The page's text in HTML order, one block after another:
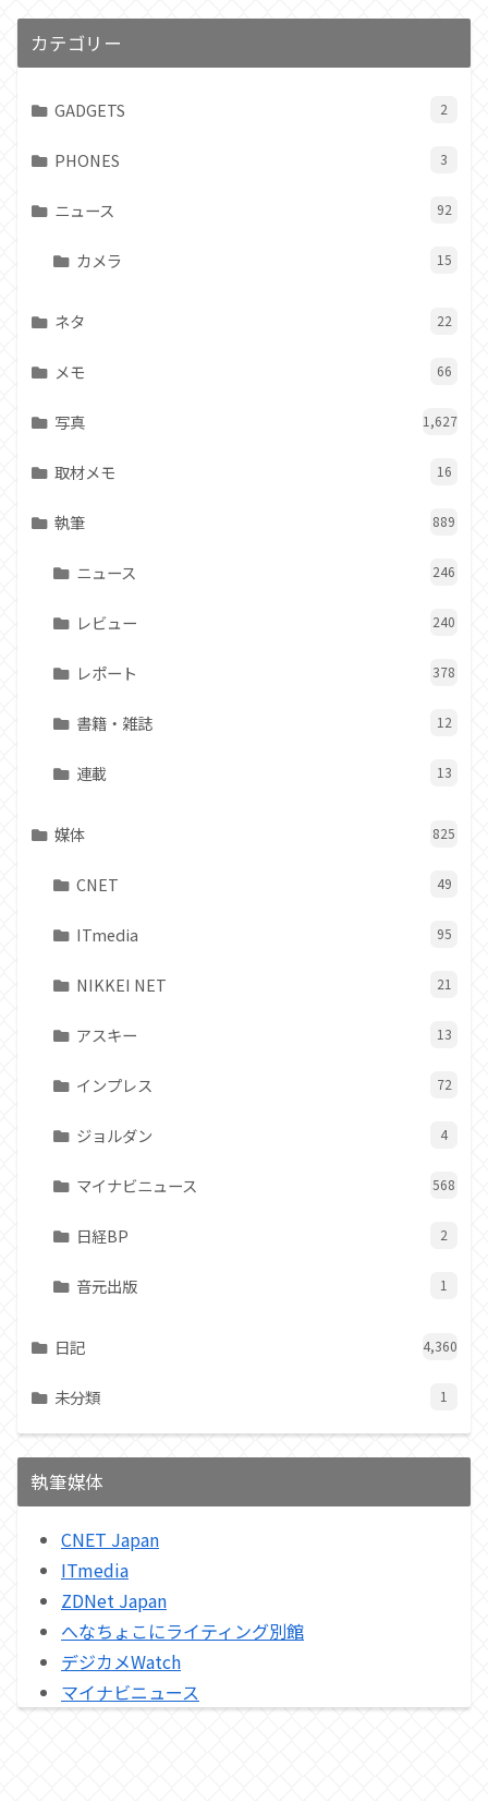
カテゴリー
GADGETS 2
PHONES 3
ニュース 92
カメラ 15
ネタ 22
メモ 66
写真 1,627
取材メモ 16
執筆 889
ニュース 246
レビュー 240
レポート 378
書籍・雑誌 12
連載 13
媒体 825
CNET 49
ITmedia 95
NIKKEI NET 21
アスキー 13
インプレス 72
ジョルダン 4
マイナビニュース 568
日経BP 2
音元出版 1
日記 4,360
未分類 1
執筆媒体
CNET Japan
ITmedia
ZDNet Japan
へなちょこにライティング別館
デジカメWatch
マイナビニュース